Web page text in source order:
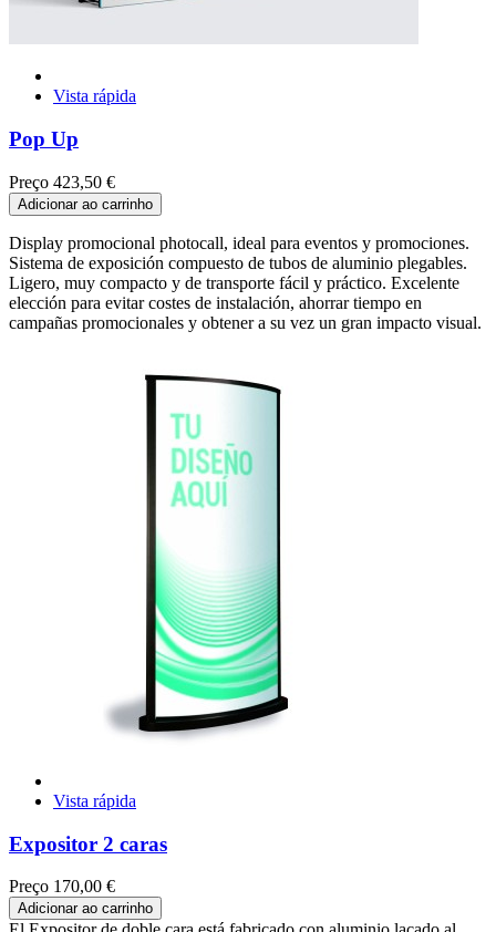
Vista rápida
Pop Up
Preço 423,50 €
Adicionar ao carrinho
Display promocional photocall, ideal para eventos y promociones.
Sistema de exposición compuesto de tubos de aluminio plegables.
Ligero, muy compacto y de transporte fácil y práctico. Excelente
elección para evitar costes de instalación, ahorrar tiempo en
campañas promocionales y obtener a su vez un gran impacto visual.
Vista rápida
Expositor 2 caras
Preço 170,00 €
Adicionar ao carrinho